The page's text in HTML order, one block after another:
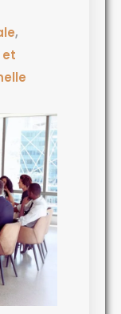
,
et